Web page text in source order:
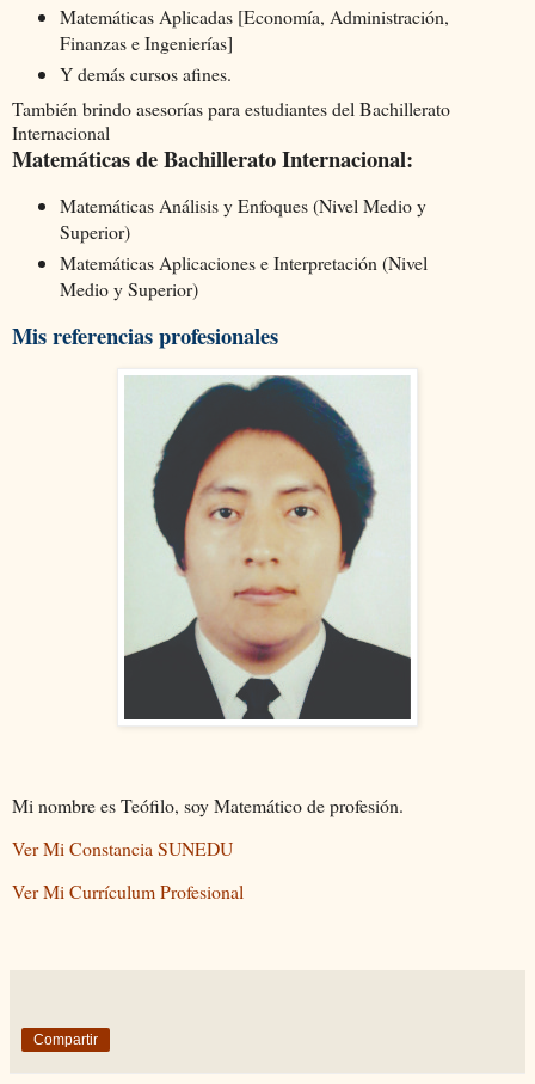
Matemáticas Aplicadas [Economía, Administración,
Finanzas e Ingenierías]
Y demás cursos afines.
También brindo asesorías para estudiantes del Bachillerato
Internacional
Matemáticas de Bachillerato Internacional:
Matemáticas Análisis y Enfoques (Nivel Medio y
Superior)
Matemáticas Aplicaciones e Interpretación (Nivel
Medio y Superior)
Mis referencias profesionales
Mi nombre es Teófilo, soy Matemático de profesión.
Ver Mi Constancia SUNEDU
Ver Mi Currículum Profesional
Compartir